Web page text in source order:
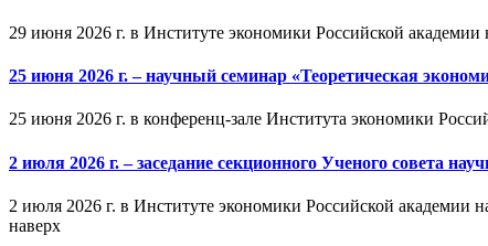
29 июня 2026 г. в Институте экономики Российской
25 июня 2026 г. – научный семинар «Теоретическая
25 июня 2026 г. в конференц-зале Института экономики
2 июля 2026 г. – заседание секционного Ученого совета
2 июля 2026 г. в Институте экономики Российской академии
наверх